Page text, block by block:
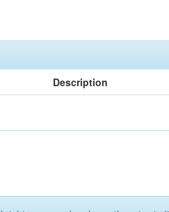
Description